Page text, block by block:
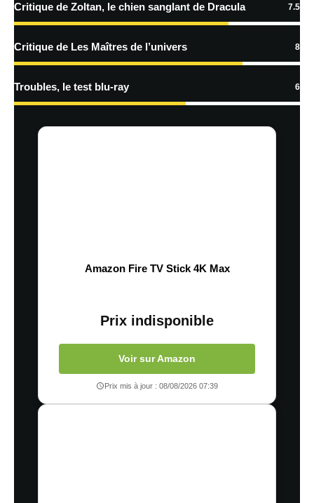
En savoir
plus sur la façon dont les données de vos commentaires sont
traitées
Critique de Zoltan, le chien sanglant de Dracula 7.5
Critique de Les Maîtres de l’univers 8
Troubles, le test blu-ray 6
Amazon Fire TV Stick 4K Max
Prix indisponible
Voir sur Amazon
Prix mis à jour : 08/08/2026 07:39